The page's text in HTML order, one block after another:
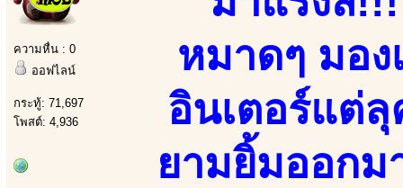
ความหื่น : 0
ออฟไลน์
กระทู้: 71,697
โพสต์: 4,936
หมาดๆ มอ
อินเตอร์แต่
ยามยิ้มออก